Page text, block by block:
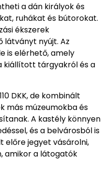
a dán királyok és
ruhákat és bútorokat.
ékszerek
látványt nyújt. Az
is elérhető, amely
kiállított tárgyakról és a
DKK, de kombinált
más múzeumokba és
A kastély könnyen
és a belvárosból is
előre jegyet vásárolni,
amikor a látogatók